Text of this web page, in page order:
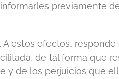
previamente
estos efectos, responde
de tal forma que
y de los perjuicios que